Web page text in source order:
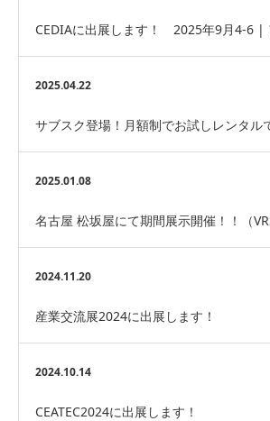
CEDIAに出展します！ 2025年9月4-6
ド州デンバー
2025.04.22
サブスク登場！月額制でお試しレンタル
タート！
2025.01.08
名古屋 松坂屋にて期間展示開催！！（
2024.11.20
産業交流展2024に出展します！
2024.10.14
CEATEC2024に出展します！